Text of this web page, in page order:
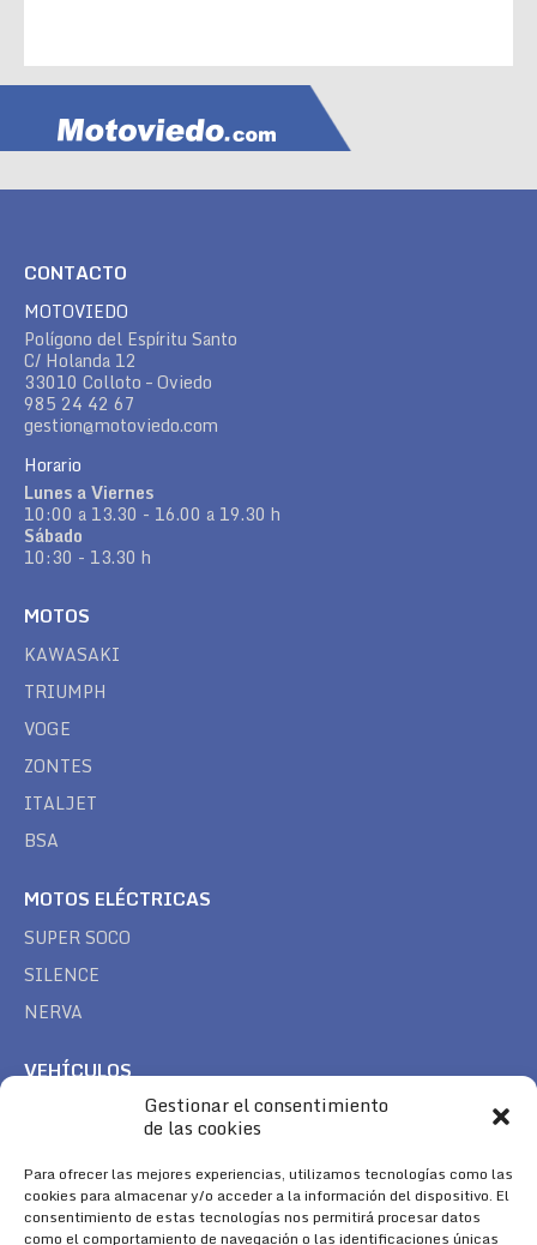
Gestionar el consentimiento
de las cookies
Para ofrecer las mejores experiencias, utilizamos tecnologías como las
cookies para almacenar y/o acceder a la información del dispositivo. El
consentimiento de estas tecnologías nos permitirá procesar datos
como el comportamiento de navegación o las identificaciones únicas
CONTACTO
MOTOVIEDO
Polígono del Espíritu Santo
C/ Holanda 12
33010 Colloto – Oviedo
985 24 42 67
gestion@motoviedo.com
Horario
Lunes a Viernes
10:00 a 13.30 - 16.00 a 19.30 h
Sábado
10:30 - 13.30 h
MOTOS
KAWASAKI
TRIUMPH
VOGE
ZONTES
ITALJET
BSA
MOTOS ELÉCTRICAS
SUPER SOCO
SILENCE
NERVA
VEHÍCULOS
TREK
SÍGUENOS